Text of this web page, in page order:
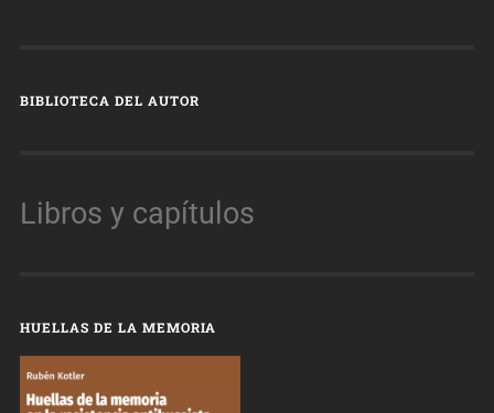
BIBLIOTECA DEL AUTOR
Libros y capítulos
HUELLAS DE LA MEMORIA